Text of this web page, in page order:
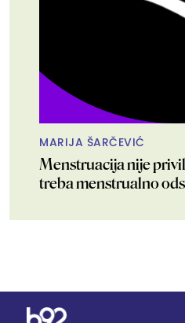
MARIJA ŠARČEVIĆ
Menstruacija nije
treba menstrualno